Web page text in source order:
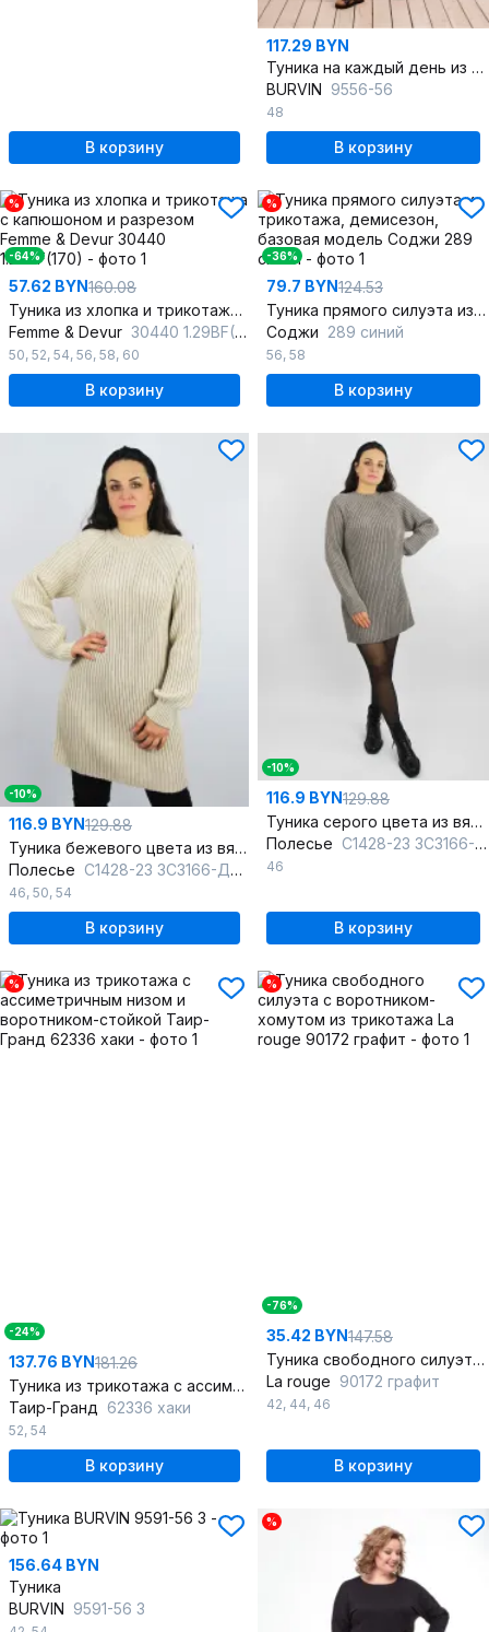
В корзину
117.29 BYN
Туника на каждый день из трикотажа
BURVIN 9556-56
48
В корзину
%
-64%
57.62 BYN160.08
Туника из хлопка и трикотажа с капюшоном и разрезом
Femme & Devur 30440 1.29BF(170)
50, 52, 54, 56, 58, 60
В корзину
%
-36%
79.7 BYN124.53
Туника прямого силуэта из трикотажа, демисезон, базовая модель
Соджи 289 синий
56, 58
В корзину
-10%
116.9 BYN129.88
Туника бежевого цвета из вязаного трикотажа
Полесье С1428-23 3С3166-Д43 170,176 фрез
46, 50, 54
В корзину
-10%
116.9 BYN129.88
Туника серого цвета из вязаного трикотажа
Полесье С1428-23 3С3166-Д43 170,176 св.дюна
46
В корзину
%
-24%
137.76 BYN181.26
Туника из трикотажа с ассиметричным низом и воротником-стойкой
Таир-Гранд 62336 хаки
52, 54
В корзину
%
-76%
35.42 BYN147.58
Туника свободного силуэта с воротником-хомутом из трикотажа
La rouge 90172 графит
42, 44, 46
В корзину
156.64 BYN
Туника
BURVIN 9591-56 3
%